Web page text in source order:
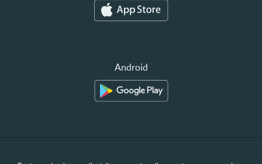
Android